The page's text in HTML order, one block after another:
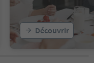
Découvrir